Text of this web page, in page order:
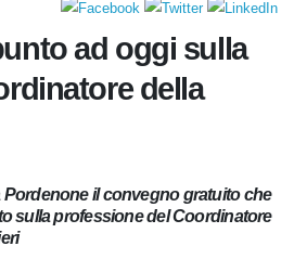
ad oggi sulla
della
Pordenone il convegno gratuito
sulla professione del
nei cantieri